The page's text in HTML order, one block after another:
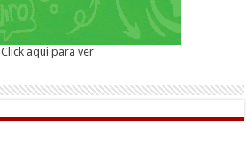
Click aqui para ver